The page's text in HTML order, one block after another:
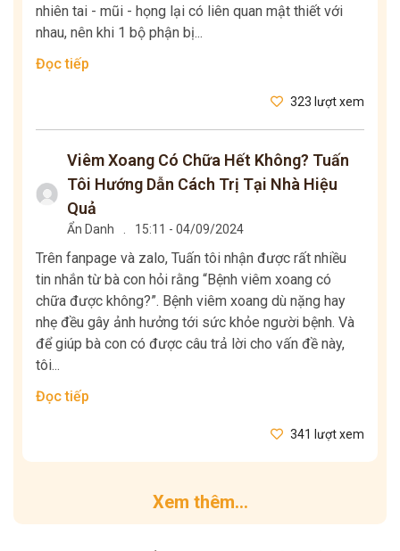
nhiên tai - mũi - họng lại có liên quan mật thiết với
nhau, nên khi 1 bộ phận bị...
Đọc tiếp
323 lượt xem
Viêm Xoang Có Chữa Hết Không? Tuấn
Tôi Hướng Dẫn Cách Trị Tại Nhà Hiệu
Quả
Ẩn Danh . 15:11 - 04/09/2024
Trên fanpage và zalo, Tuấn tôi nhận được rất nhiều
tin nhắn từ bà con hỏi rằng “Bệnh viêm xoang có
chữa được không?”. Bệnh viêm xoang dù nặng hay
nhẹ đều gây ảnh hưởng tới sức khỏe người bệnh. Và
để giúp bà con có được câu trả lời cho vấn đề này,
tôi...
Đọc tiếp
341 lượt xem
Xem thêm...